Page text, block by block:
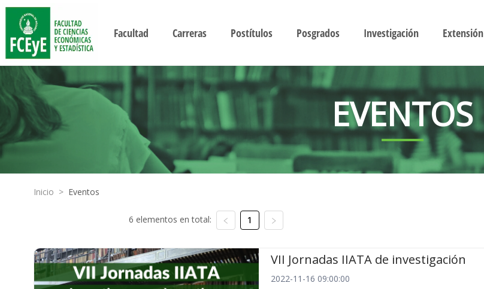
Facultad Carreras Postítulos Posgrados Investigación Extensión
EVENTOS
Inicio > Eventos
6 elementos en total: 1
VII Jornadas IIATA de investigación
2022-11-16 09:00:00